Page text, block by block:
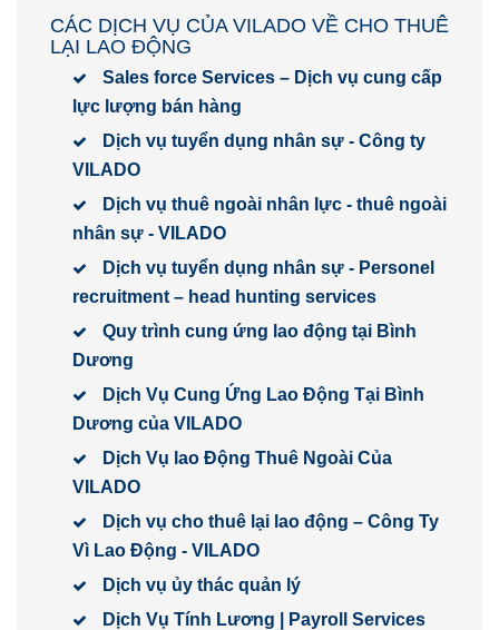
CÁC DỊCH VỤ CỦA VILADO VỀ CHO THUÊ
LẠI LAO ĐỘNG
Sales force Services – Dịch vụ cung cấp
lực lượng bán hàng
Dịch vụ tuyển dụng nhân sự - Công ty
VILADO
Dịch vụ thuê ngoài nhân lực - thuê ngoài
nhân sự - VILADO
Dịch vụ tuyển dụng nhân sự - Personel
recruitment – head hunting services
Quy trình cung ứng lao động tại Bình
Dương
Dịch Vụ Cung Ứng Lao Động Tại Bình
Dương của VILADO
Dịch Vụ lao Động Thuê Ngoài Của
VILADO
Dịch vụ cho thuê lại lao động – Công Ty
Vì Lao Động - VILADO
Dịch vụ ủy thác quản lý
Dịch Vụ Tính Lương | Payroll Services